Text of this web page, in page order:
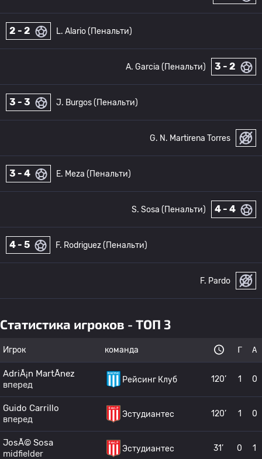
2 - 2 L. Alario (Пенальти)
3 - 2
A. Garcia (Пенальти)
3 - 3 J. Burgos (Пенальти)
G. N. Martirena Torres
3 - 4 E. Meza (Пенальти)
4 - 4
S. Sosa (Пенальти)
4 - 5 F. Rodriguez (Пенальти)
F. Pardo
Статистика игроков - ТОП 3
Игрок команда Г А
AdriÃ¡n MartÃ­nez
вперед
Рейсинг Клуб 120’ 1 0
Guido Carrillo
вперед
Эстудиантес 120’ 1 0
JosÃ© Sosa
midfielder
Эстудиантес 31’ 0 1